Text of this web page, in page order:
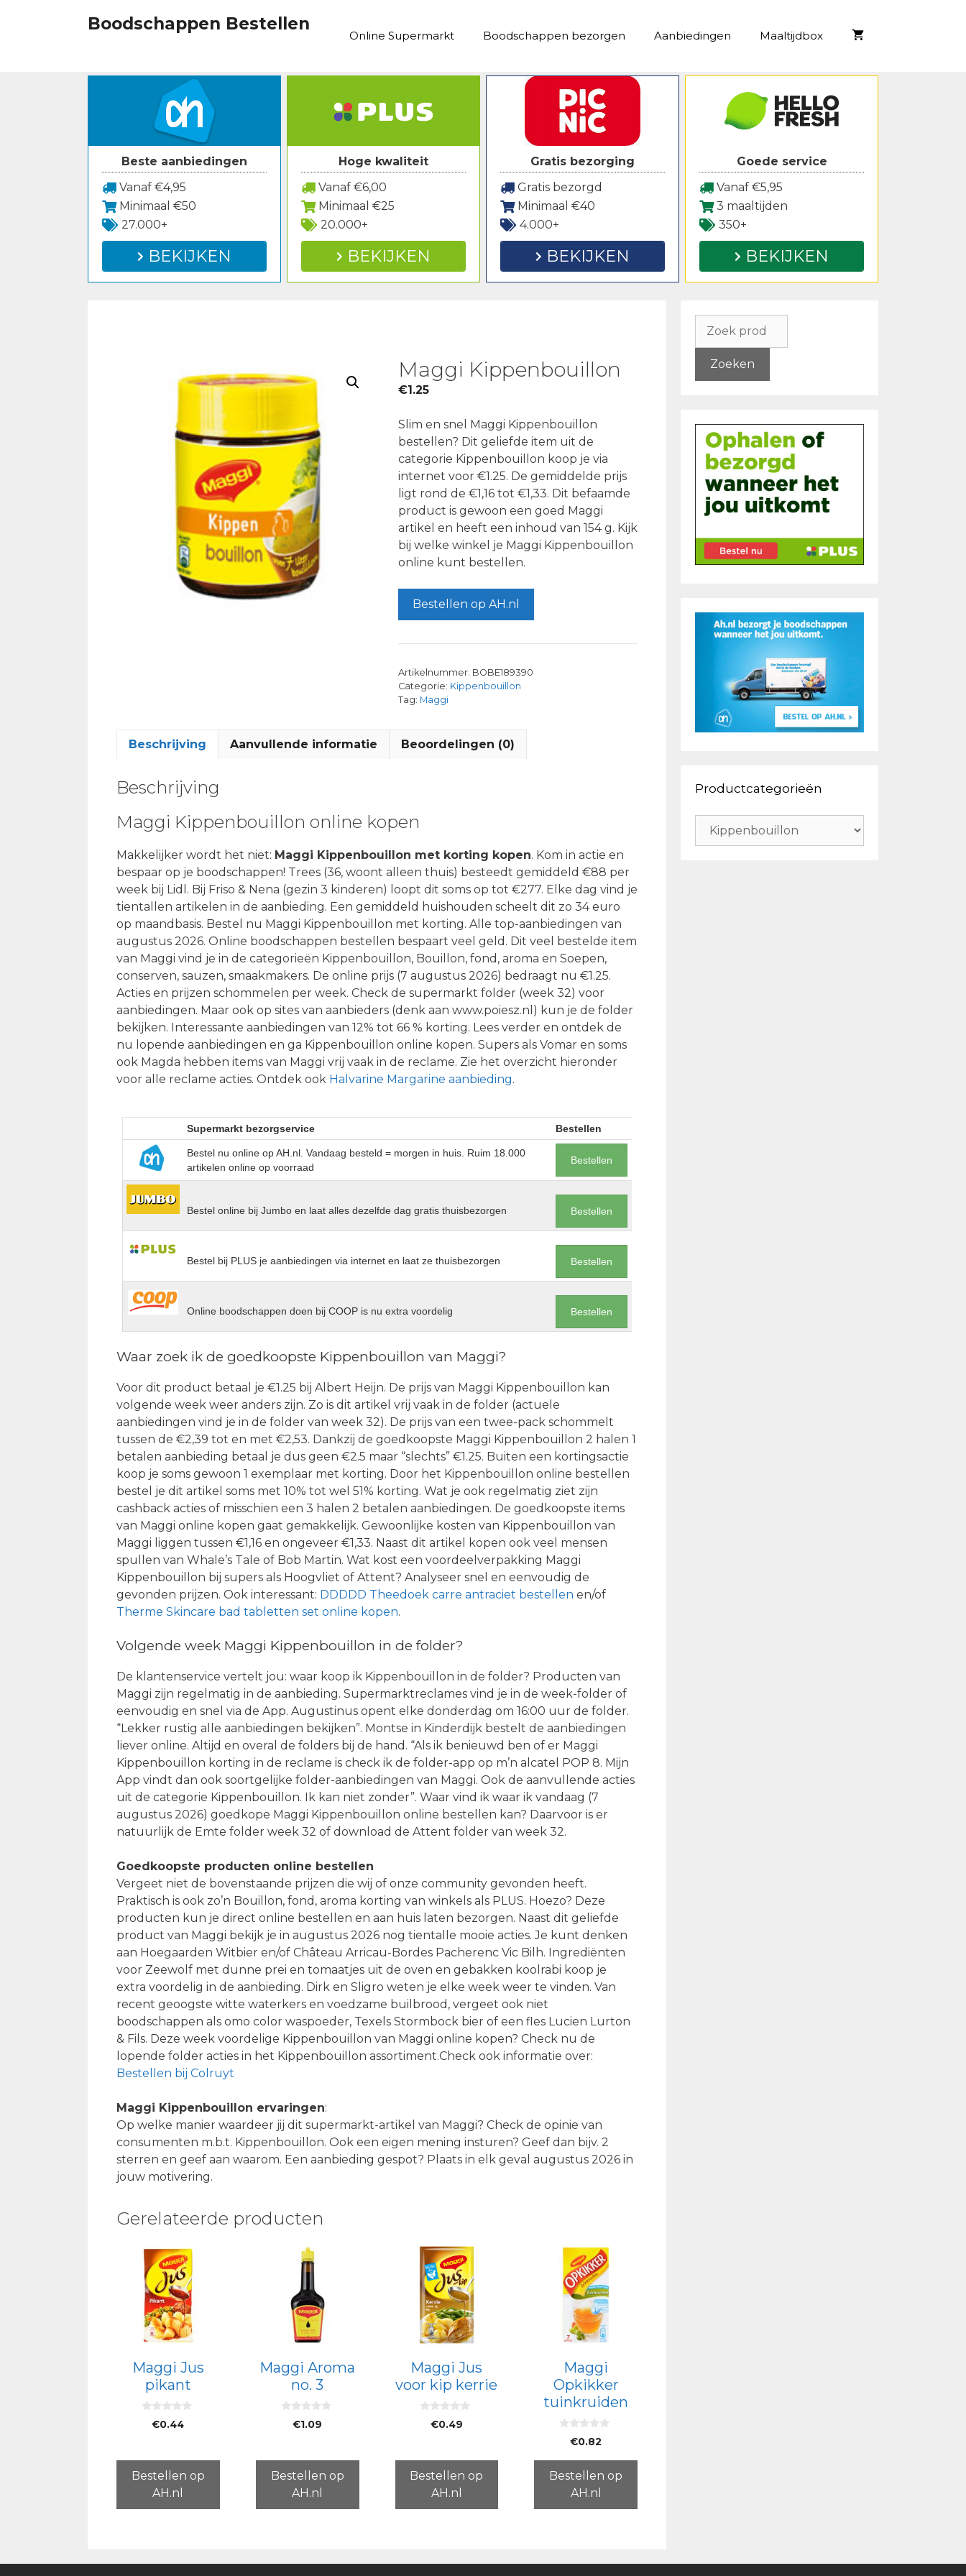
Boodschappen Bestellen
Online Supermarkt Boodschappen bezorgen Aanbiedingen Maaltijdbox
Beste aanbiedingen
Vanaf €4,95
Minimaal €50
27.000+
BEKIJKEN
Hoge kwaliteit
Vanaf €6,00
Minimaal €25
20.000+
BEKIJKEN
Gratis bezorging
Gratis bezorgd
Minimaal €40
4.000+
BEKIJKEN
Goede service
Vanaf €5,95
3 maaltijden
350+
BEKIJKEN
Maggi Kippenbouillon
€1.25
Slim en snel Maggi Kippenbouillon
bestellen? Dit geliefde item uit de
categorie Kippenbouillon koop je via
internet voor €1.25. De gemiddelde prijs
ligt rond de €1,16 tot €1,33. Dit befaamde
product is gewoon een goed Maggi
artikel en heeft een inhoud van 154 g. Kijk
bij welke winkel je Maggi Kippenbouillon
online kunt bestellen.
Bestellen op AH.nl
Artikelnummer: BOBE189390
Categorie: Kippenbouillon
Tag: Maggi
Beschrijving Aanvullende informatie Beoordelingen (0)
Beschrijving
Maggi Kippenbouillon online kopen
Makkelijker wordt het niet: Maggi Kippenbouillon met korting kopen. Kom in actie en
bespaar op je boodschappen! Trees (36, woont alleen thuis) besteedt gemiddeld €88 per
week bij Lidl. Bij Friso & Nena (gezin 3 kinderen) loopt dit soms op tot €277. Elke dag vind je
tientallen artikelen in de aanbieding. Een gemiddeld huishouden scheelt dit zo 34 euro
op maandbasis. Bestel nu Maggi Kippenbouillon met korting. Alle top-aanbiedingen van
augustus 2026. Online boodschappen bestellen bespaart veel geld. Dit veel bestelde item
van Maggi vind je in de categorieën Kippenbouillon, Bouillon, fond, aroma en Soepen,
conserven, sauzen, smaakmakers. De online prijs (7 augustus 2026) bedraagt nu €1.25.
Acties en prijzen schommelen per week. Check de supermarkt folder (week 32) voor
aanbiedingen. Maar ook op sites van aanbieders (denk aan www.poiesz.nl) kun je de folder
bekijken. Interessante aanbiedingen van 12% tot 66 % korting. Lees verder en ontdek de
nu lopende aanbiedingen en ga Kippenbouillon online kopen. Supers als Vomar en soms
ook Magda hebben items van Maggi vrij vaak in de reclame. Zie het overzicht hieronder
voor alle reclame acties. Ontdek ook Halvarine Margarine aanbieding.
Supermarkt bezorgservice Bestellen
Bestel nu online op AH.nl. Vandaag besteld = morgen in huis. Ruim 18.000
artikelen online op voorraad
Bestellen
Bestel online bij Jumbo en laat alles dezelfde dag gratis thuisbezorgen Bestellen
Bestel bij PLUS je aanbiedingen via internet en laat ze thuisbezorgen Bestellen
Online boodschappen doen bij COOP is nu extra voordelig Bestellen
Waar zoek ik de goedkoopste Kippenbouillon van Maggi?
Voor dit product betaal je €1.25 bij Albert Heijn. De prijs van Maggi Kippenbouillon kan
volgende week weer anders zijn. Zo is dit artikel vrij vaak in de folder (actuele
aanbiedingen vind je in de folder van week 32). De prijs van een twee-pack schommelt
tussen de €2,39 tot en met €2,53. Dankzij de goedkoopste Maggi Kippenbouillon 2 halen 1
betalen aanbieding betaal je dus geen €2.5 maar “slechts” €1.25. Buiten een kortingsactie
koop je soms gewoon 1 exemplaar met korting. Door het Kippenbouillon online bestellen
bestel je dit artikel soms met 10% tot wel 51% korting. Wat je ook regelmatig ziet zijn
cashback acties of misschien een 3 halen 2 betalen aanbiedingen. De goedkoopste items
van Maggi online kopen gaat gemakkelijk. Gewoonlijke kosten van Kippenbouillon van
Maggi liggen tussen €1,16 en ongeveer €1,33. Naast dit artikel kopen ook veel mensen
spullen van Whale’s Tale of Bob Martin. Wat kost een voordeelverpakking Maggi
Kippenbouillon bij supers als Hoogvliet of Attent? Analyseer snel en eenvoudig de
gevonden prijzen. Ook interessant: DDDDD Theedoek carre antraciet bestellen en/of
Therme Skincare bad tabletten set online kopen.
Volgende week Maggi Kippenbouillon in de folder?
De klantenservice vertelt jou: waar koop ik Kippenbouillon in de folder? Producten van
Maggi zijn regelmatig in de aanbieding. Supermarktreclames vind je in de week-folder of
eenvoudig en snel via de App. Augustinus opent elke donderdag om 16:00 uur de folder.
“Lekker rustig alle aanbiedingen bekijken”. Montse in Kinderdijk bestelt de aanbiedingen
liever online. Altijd en overal de folders bij de hand. “Als ik benieuwd ben of er Maggi
Kippenbouillon korting in de reclame is check ik de folder-app op m’n alcatel POP 8. Mijn
App vindt dan ook soortgelijke folder-aanbiedingen van Maggi. Ook de aanvullende acties
uit de categorie Kippenbouillon. Ik kan niet zonder”. Waar vind ik waar ik vandaag (7
augustus 2026) goedkope Maggi Kippenbouillon online bestellen kan? Daarvoor is er
natuurlijk de Emte folder week 32 of download de Attent folder van week 32.
Goedkoopste producten online bestellen
Vergeet niet de bovenstaande prijzen die wij of onze community gevonden heeft.
Praktisch is ook zo’n Bouillon, fond, aroma korting van winkels als PLUS. Hoezo? Deze
producten kun je direct online bestellen en aan huis laten bezorgen. Naast dit geliefde
product van Maggi bekijk je in augustus 2026 nog tientalle mooie acties. Je kunt denken
aan Hoegaarden Witbier en/of Château Arricau-Bordes Pacherenc Vic Bilh. Ingrediënten
voor Zeewolf met dunne prei en tomaatjes uit de oven en gebakken koolrabi koop je
extra voordelig in de aanbieding. Dirk en Sligro weten je elke week weer te vinden. Van
recent geoogste witte waterkers en voedzame builbrood, vergeet ook niet
boodschappen als omo color waspoeder, Texels Stormbock bier of een fles Lucien Lurton
& Fils. Deze week voordelige Kippenbouillon van Maggi online kopen? Check nu de
lopende folder acties in het Kippenbouillon assortiment.Check ook informatie over:
Bestellen bij Colruyt
Maggi Kippenbouillon ervaringen:
Op welke manier waardeer jij dit supermarkt-artikel van Maggi? Check de opinie van
consumenten m.b.t. Kippenbouillon. Ook een eigen mening insturen? Geef dan bijv. 2
sterren en geef aan waarom. Een aanbieding gespot? Plaats in elk geval augustus 2026 in
jouw motivering.
Gerelateerde producten
Maggi Jus
pikant
€0.44
Bestellen op
AH.nl
Maggi Aroma
no. 3
€1.09
Bestellen op
AH.nl
Maggi Jus
voor kip kerrie
€0.49
Bestellen op
AH.nl
Maggi
Opkikker
tuinkruiden
5
€0.82
Bestellen op
AH.nl
naar:
Zoeken
Productcategorieën